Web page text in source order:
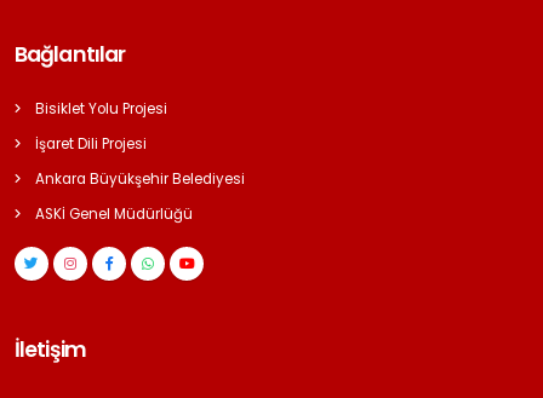
Bağlantılar
Bisiklet Yolu Projesi
İşaret Dili Projesi
Ankara Büyükşehir Belediyesi
ASKİ Genel Müdürlüğü
İletişim